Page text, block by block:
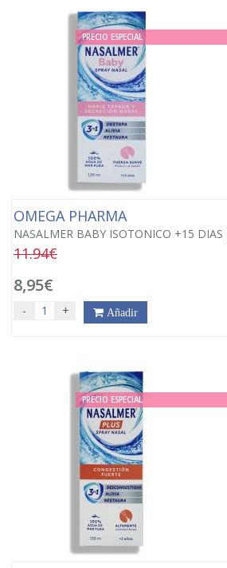
PRECIO ESPECIAL
OMEGA PHARMA
NASALMER BABY ISOTONICO +15
11.94€
8,95€
- + Añadir
PRECIO ESPECIAL